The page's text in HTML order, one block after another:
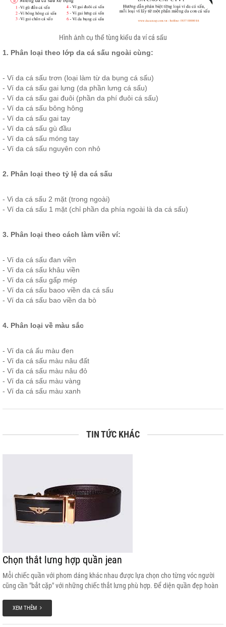
Hình ảnh cụ thể tùng kiểu da ví cá sấu
1. Phân loại theo lớp da cá sấu ngoài cùng:
- Ví da cá sấu trơn (loại làm từ da bụng cá sấu)
- Ví da cá sấu gai lưng (da phần lưng cá sấu)
- Ví da cá sấu gai đuôi (phần da phí đuôi cá sấu)
- Ví da cá sấu bông hông
- Ví da cá sấu gai tay
- Ví da cá sấu gù đầu
- Ví da cá sấu móng tay
- Ví da cá sấu nguyên con nhỏ
2. Phân loại theo tỷ lệ da cá sấu
- Vi da cá sấu 2 mặt (trong ngoài)
- Ví da cá sấu 1 mặt (chỉ phần da phía ngoài là da cá sấu)
3. Phân loại theo cách làm viền ví:
- Ví da cá sấu đan viền
- Ví da cá sấu khâu viền
- Ví da cá sấu gấp mép
- Ví da cá sấu baoo viền da cá sấu
- Ví da cá sấu bao viền da bò
4. Phân loại về màu sắc
- Ví da cá ấu màu đen
- Ví da cá sấu màu nâu đất
- Ví da cá sấu màu nâu đỏ
- Ví da cá sấu màu vàng
- Ví da cá sấu màu xanh
TIN TỨC KHÁC
Chọn thắt lưng hợp quần jean
Mỗi chiếc quần với phom dáng khác nhau được lựa chọn cho từng vóc người
cũng cần "bắt cặp" với những chiếc thắt lưng phù hợp. Để diện quần đẹp hoàn
đây:XEM THÊM